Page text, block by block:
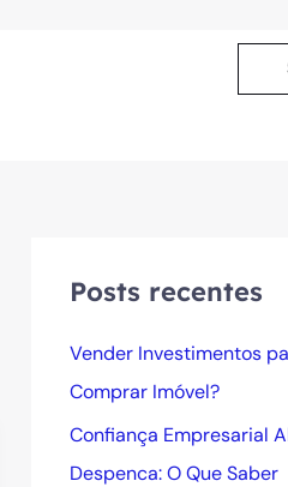
Posts recentes
Vender Investimentos
Comprar Imóvel?
Confiança Empresarial
Despenca: O Que Saber